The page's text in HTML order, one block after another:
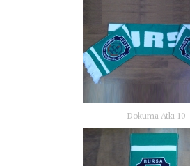
Dokuma Atkı 10